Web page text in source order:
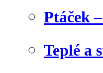
Ptáček
Teplé a